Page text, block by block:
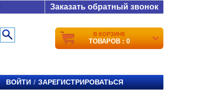
Заказать обратный звонок
В КОРЗИНЕ
ТОВАРОВ : 0
ВОЙТИ / ЗАРЕГИСТРИРОВАТЬСЯ